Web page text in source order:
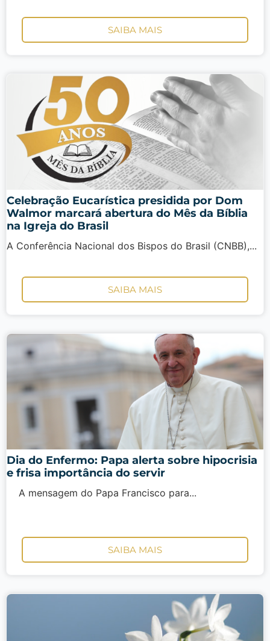
SAIBA MAIS
Celebração Eucarística presidida por Dom
Walmor marcará abertura do Mês da Bíblia
na Igreja do Brasil
A Conferência Nacional dos Bispos do Brasil (CNBB),...
SAIBA MAIS
Dia do Enfermo: Papa alerta sobre hipocrisia
e frisa importância do servir
A mensagem do Papa Francisco para...
SAIBA MAIS